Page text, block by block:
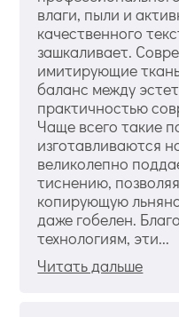
влаги, пыли и
качественного
зашкаливает.
имитирующие
баланс между
практичностью
Чаще всего такие
изготавливаются
великолепно
тиснению,
копирующую
даже гобелен.
технологиям, эти...
Читать дальше